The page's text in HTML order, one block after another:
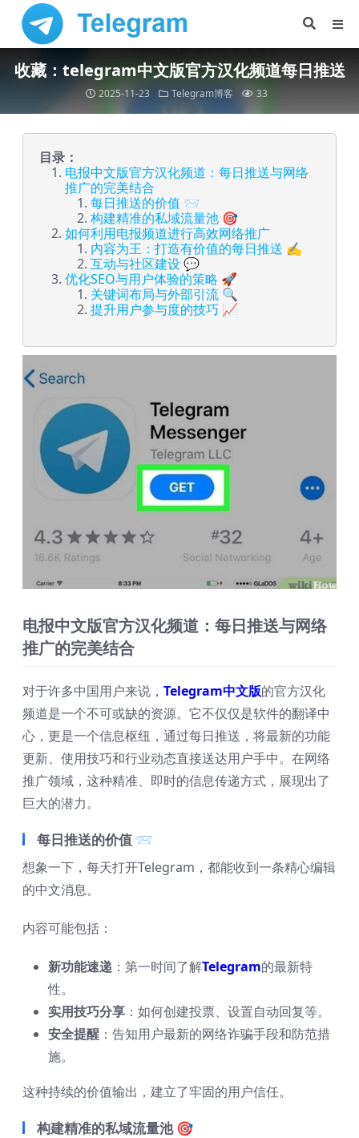
收藏：telegram中文版官方汉化频道每日推送
2025-11-23 Telegram博客 33
目录：
电报中文版官方汉化频道：每日推送与网络
推广的完美结合
每日推送的价值 📨
构建精准的私域流量池 🎯
如何利用电报频道进行高效网络推广
内容为王：打造有价值的每日推送 ✍️
互动与社区建设 💬
优化SEO与用户体验的策略 🚀
关键词布局与外部引流 🔍
提升用户参与度的技巧 📈
电报中文版官方汉化频道：每日推送与网络
推广的完美结合
对于许多中国用户来说， Telegram中文版的官方汉化
频道是一个不可或缺的资源。它不仅仅是软件的翻译中
心，更是一个信息枢纽，通过每日推送，将最新的功能
更新、使用技巧和行业动态直接送达用户手中。在网络
推广领域，这种精准、即时的信息传递方式，展现出了
巨大的潜力。
每日推送的价值 📨
想象一下，每天打开Telegram，都能收到一条精心编辑
的中文消息。
内容可能包括：
新功能速递 ：第一时间了解Telegram的最新特
性。
实用技巧分享 ：如何创建投票、设置自动回复等。
安全提醒 ：告知用户最新的网络诈骗手段和防范措
施。
这种持续的价值输出，建立了牢固的用户信任。
构建精准的私域流量池 🎯